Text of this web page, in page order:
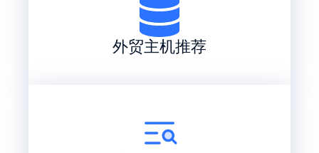
外贸主机推荐